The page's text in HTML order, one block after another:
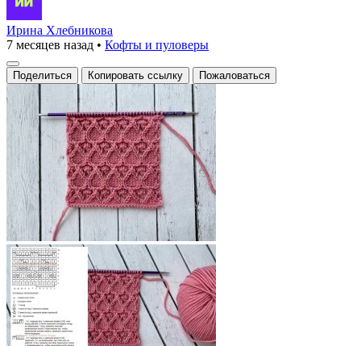
Ирина Хлебникова
7 месяцев назад • Кофты и пуловеры
Поделиться Копировать ссылку Пожаловаться